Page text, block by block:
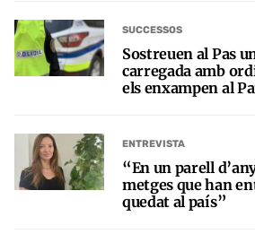
SUCCESSOS
Sostreuen al Pas
carregada amb
els enxampen al
ENTREVISTA
“En un parell
metges que han
quedat al país”